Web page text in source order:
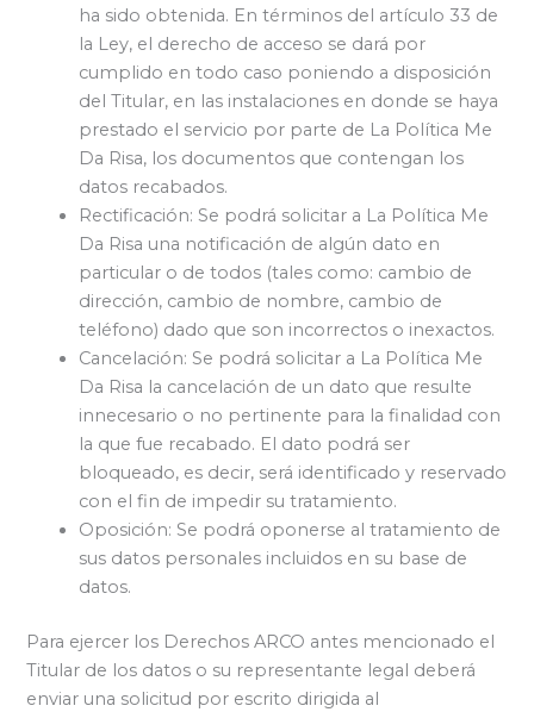
ha sido obtenida. En términos del artículo 33 de
la Ley, el derecho de acceso se dará por
cumplido en todo caso poniendo a disposición
del Titular, en las instalaciones en donde se haya
prestado el servicio por parte de La Política Me
Da Risa, los documentos que contengan los
datos recabados.
Rectificación: Se podrá solicitar a La Política Me
Da Risa una notificación de algún dato en
particular o de todos (tales como: cambio de
dirección, cambio de nombre, cambio de
teléfono) dado que son incorrectos o inexactos.
Cancelación: Se podrá solicitar a La Política Me
Da Risa la cancelación de un dato que resulte
innecesario o no pertinente para la finalidad con
la que fue recabado. El dato podrá ser
bloqueado, es decir, será identificado y reservado
con el fin de impedir su tratamiento.
Oposición: Se podrá oponerse al tratamiento de
sus datos personales incluidos en su base de
datos.
Para ejercer los Derechos ARCO antes mencionado el
Titular de los datos o su representante legal deberá
enviar una solicitud por escrito dirigida al